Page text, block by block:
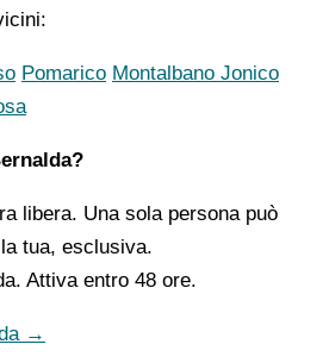
Pomarico Montalbano Jonico
libera. Una sola persona può
tua, esclusiva.
Attiva entro 48 ore.
→